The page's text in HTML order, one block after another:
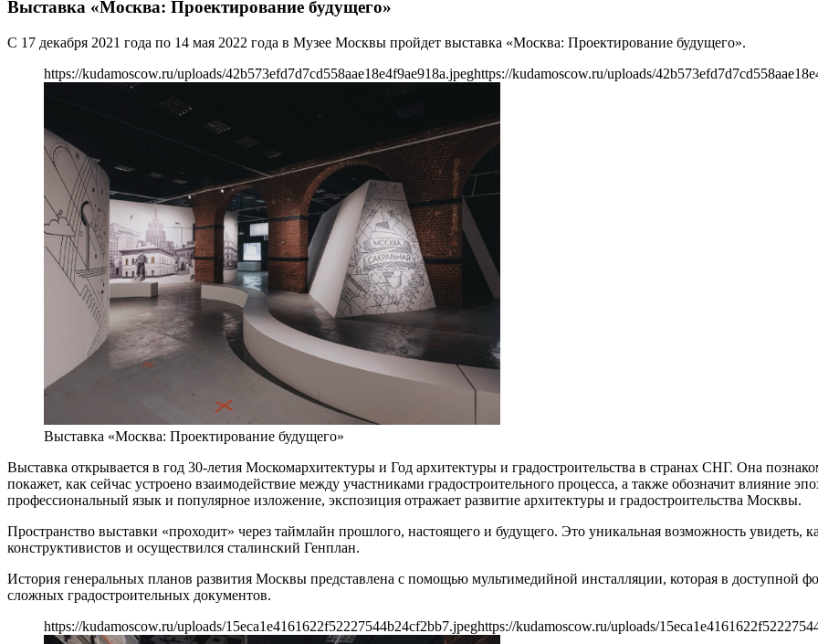
Выставка «Москва: Проектирование будущего»
С 17 декабря 2021 года по 14 мая 2022 года в Музее Москвы пройдет выставка «Москва: Проектирование будущего».
https://kudamoscow.ru/uploads/42b573efd7d7cd558aae18e4f9ae918a.jpeghttps://kudamoscow.ru/uploads/
Выставка «Москва: Проектирование будущего»
Выставка открывается в год 30-летия Москомархитектуры и Год архитектуры и градостроительства в странах СНГ. Она
покажет, как сейчас устроено взаимодействие между участниками градостроительного процесса, а также обозначит влияние
профессиональный язык и популярное изложение, экспозиция отражает развитие архитектуры и градостроительства Москвы.
Пространство выставки «проходит» через таймлайн прошлого, настоящего и будущего. Это уникальная возможность
конструктивистов и осуществился сталинский Генплан.
История генеральных планов развития Москвы представлена с помощью мультимедийной инсталляции, которая в доступной
сложных градостроительных документов.
https://kudamoscow.ru/uploads/15eca1e4161622f52227544b24cf2bb7.jpeghttps://kudamoscow.ru/uploads/